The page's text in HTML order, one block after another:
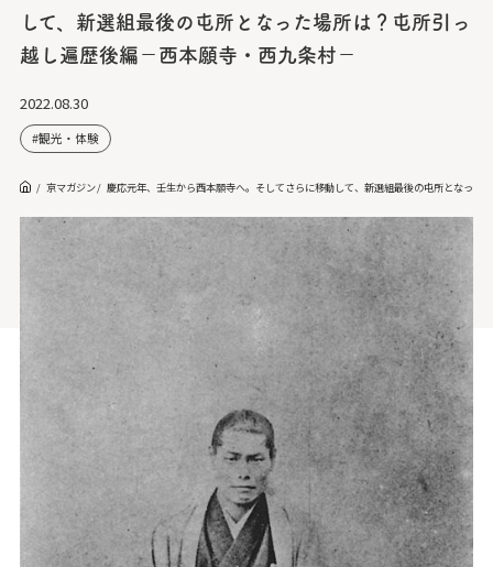
して、新選組最後の屯所となった場所は？屯所引っ
越し遍歴後編－西本願寺・西九条村－
2022.08.30
観光・体験
京マガジン 慶応元年、壬生から西本願寺へ。そしてさらに移動して、新選組最後の屯所となった